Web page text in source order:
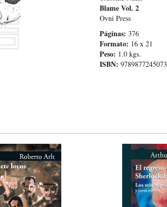
Blame Vol. 2
Ovni Press
Páginas: 376
Formato: 16 x 21
Peso: 1.0 kgs.
ISBN: 9789877245073